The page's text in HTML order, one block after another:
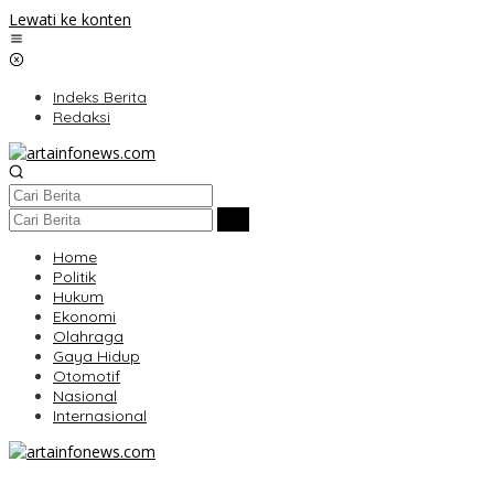
Lewati ke konten
Indeks Berita
Redaksi
Home
Politik
Hukum
Ekonomi
Olahraga
Gaya Hidup
Otomotif
Nasional
Internasional